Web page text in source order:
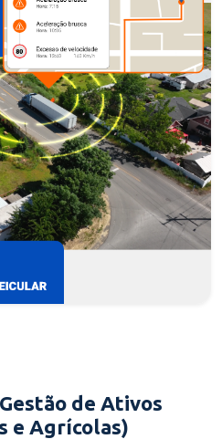
de Ativos
e Agrícolas)